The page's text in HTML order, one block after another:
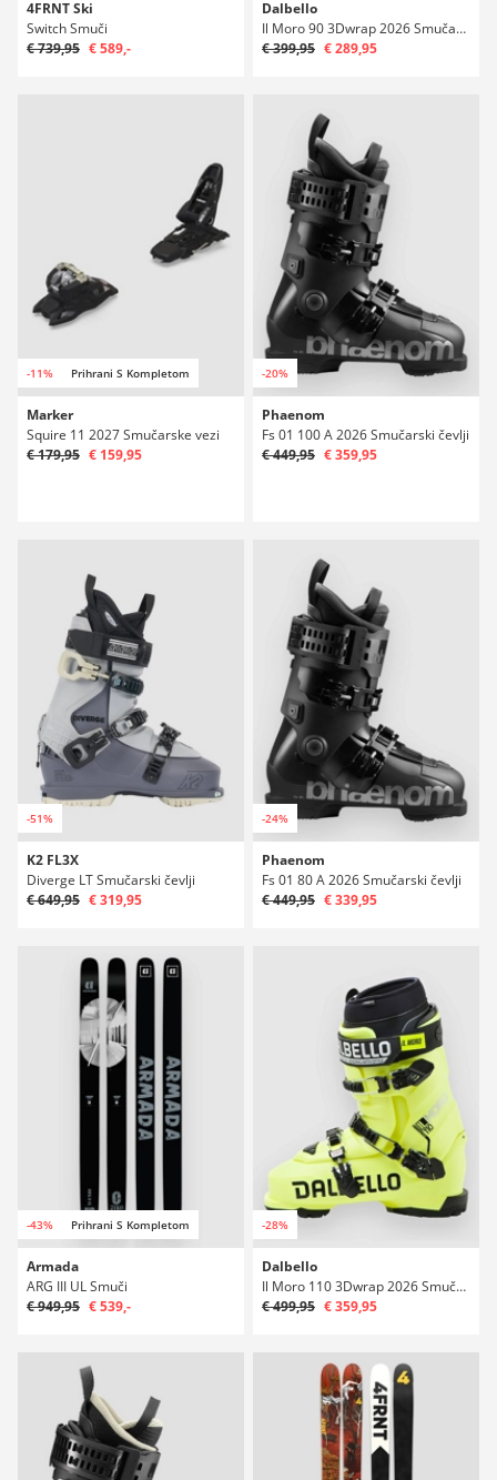
4FRNT Ski
Switch Smuči
€ 739,95 € 589,-
Dalbello
Il Moro 90 3Dwrap 2026 Smučarski čevlji
€ 399,95 € 289,95
-11% Prihrani S Kompletom
Marker
Squire 11 2027 Smučarske vezi
€ 179,95 € 159,95
-20%
Phaenom
Fs 01 100 A 2026 Smučarski čevlji
€ 449,95 € 359,95
-51%
K2 FL3X
Diverge LT Smučarski čevlji
€ 649,95 € 319,95
-24%
Phaenom
Fs 01 80 A 2026 Smučarski čevlji
€ 449,95 € 339,95
-43% Prihrani S Kompletom
Armada
ARG III UL Smuči
€ 949,95 € 539,-
-28%
Dalbello
Il Moro 110 3Dwrap 2026 Smučarski čevlji
€ 499,95 € 359,95